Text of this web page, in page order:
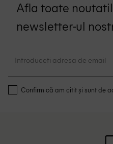
Afla toate
newsletter-ul
Confirm că am citit și sunt de